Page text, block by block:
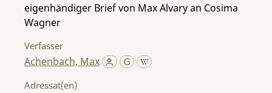
eigenhändiger Brief von Max Alvary an Cosima
Wagner
Verfasser
Achenbach, Max
Adressat(en)